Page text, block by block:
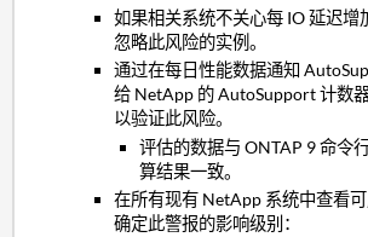
如果相关系统不关心每 IO 延迟增
忽略此风险的实例。
通过在每日性能数据通知
给 NetApp 的 AutoSupport 计数
以验证此风险。
评估的数据与 ONTAP 9 命令
算结果一致。
在所有现有 NetApp 系统中查看
确定此警报的影响级别：